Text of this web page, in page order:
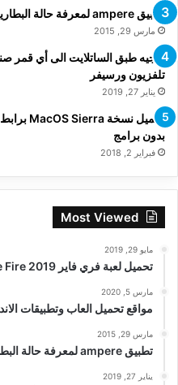
تطبيق ampere لمعرفة حالة البطارية و سرعة الشحن
مارس 29, 2015
توجيه طبق الساتلايت الى أي قمر
تلفزيون ورسيفر
يناير 27, 2019
بدون برامج
فبراير 2, 2018
Most Viewed
مايو 29, 2019
تحميل لعبة فري فاير Free Fire 2019 للاندرويد والكمبيوتر مجانا
مارس 5, 2020
مواقع تحميل العاب وتطبيقات
مارس 29, 2015
تطبيق ampere لمعرفة حالة البطارية و سرعة الشحن
يناير 27, 2019